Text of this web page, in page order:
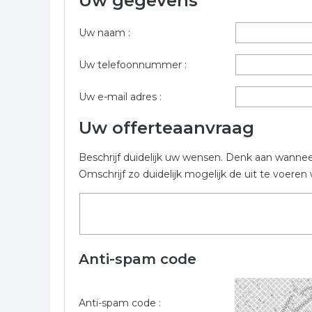
Uw naam :
Uw telefoonnummer :
Uw e-mail adres :
Uw offerteaanvraag
Beschrijf duidelijk uw wensen. Denk aan
Omschrijf zo duidelijk mogelijk de uit te voeren
Anti-spam code
Anti-spam code :